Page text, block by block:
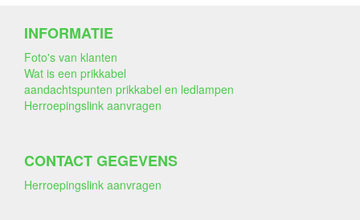
INFORMATIE
Foto's van klanten
Wat is een prikkabel
aandachtspunten prikkabel en ledlampen
Herroepingslink aanvragen
CONTACT GEGEVENS
Herroepingslink aanvragen